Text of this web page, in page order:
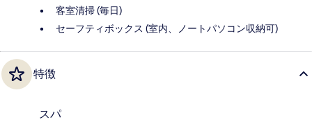
客室清掃 (毎日)
セーフティボックス (室内、ノートパソコン収納可)
特徴
スパ